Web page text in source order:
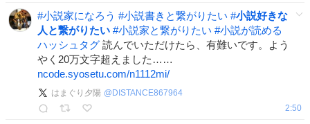
#小説家になろう #小説書きと繋がりたい #小説好きな
人と繋がりたい #小説家と繋がりたい #小説が読める
ハッシュタグ 読んでいただけたら、有難いです。よう
やく20万文字超えました……
ncode.syosetu.com/n1112mi/
はまぐり夕陽 @ DISTANCE867964
2:50